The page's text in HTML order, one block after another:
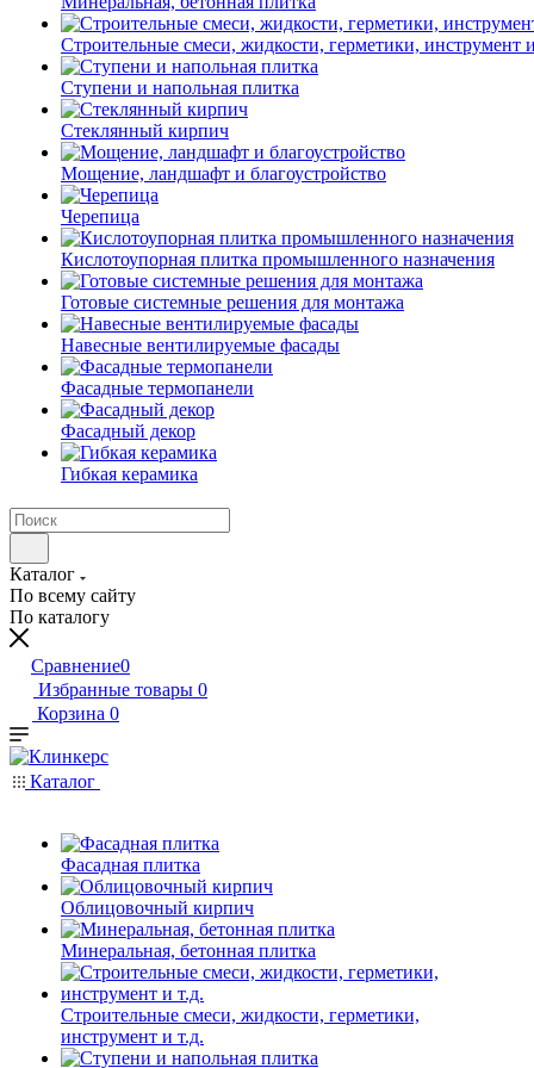
Строительные смеси, жидкости, герметики, инструмент
Ступени и напольная плитка
Cтеклянный кирпич
Мощение, ландшафт и благоустройство
Черепица
Кислотоупорная плитка промышленного назначения
Готовые системные решения для монтажа
Навесные вентилируемые фасады
Фасадные термопанели
Фасадный декор
Гибкая керамика
Каталог
По всему сайту
По каталогу
Сравнение0
Избранные товары 0
Корзина 0
Каталог
Фасадная плитка
Облицовочный кирпич
Минеральная, бетонная плитка
Строительные смеси, жидкости, герметики,
инструмент и т.д.